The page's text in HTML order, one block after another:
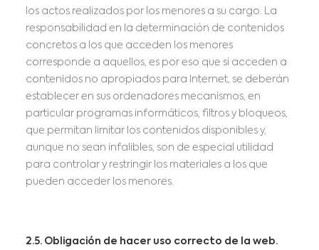
los actos realizados por los menores a su cargo. La
responsabilidad en la determinación de contenidos
concretos a los que acceden los menores
corresponde a aquellos, es por eso que si acceden a
contenidos no apropiados para Internet, se deberán
establecer en sus ordenadores mecanismos, en
particular programas informáticos, filtros y bloqueos,
que permitan limitar los contenidos disponibles y,
aunque no sean infalibles, son de especial utilidad
para controlar y restringir los materiales a los que
pueden acceder los menores.
2.5. Obligación de hacer uso correcto de la web.